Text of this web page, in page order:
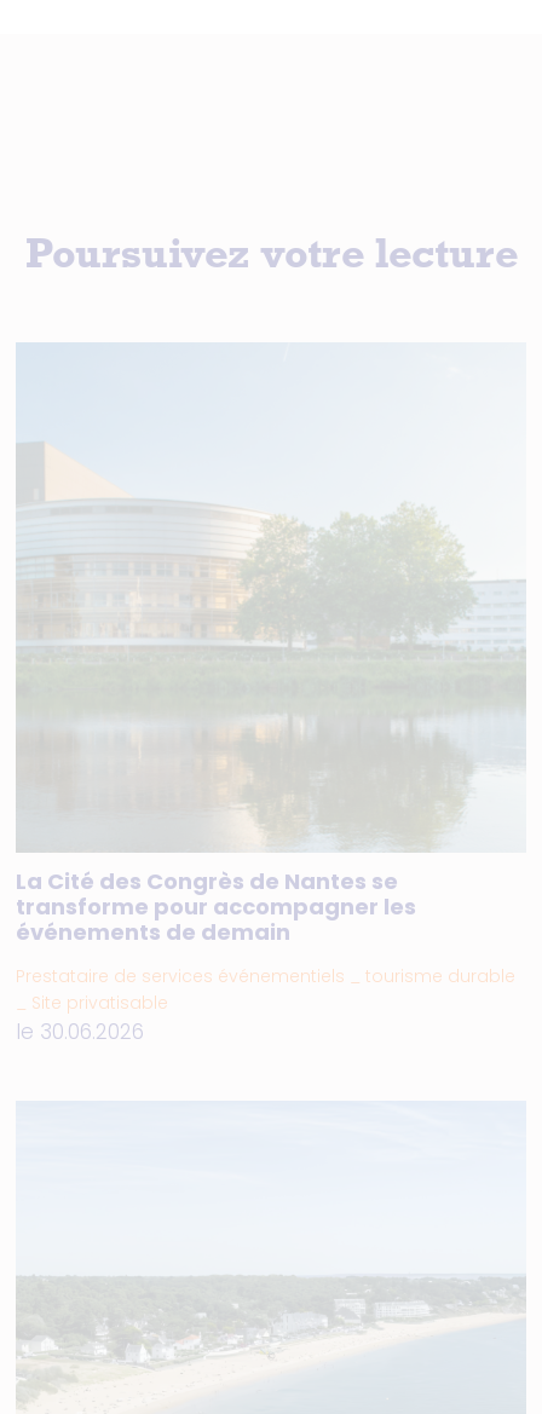
Poursuivez votre lecture
La Cité des Congrès de Nantes se
transforme pour accompagner les
événements de demain
Prestataire de services événementiels _ tourisme durable
_ Site privatisable
le 30.06.2026